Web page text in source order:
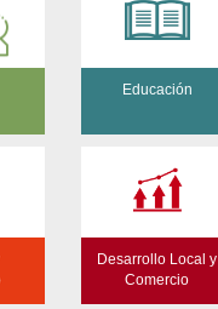
Educación
Desarrollo Local y
Comercio